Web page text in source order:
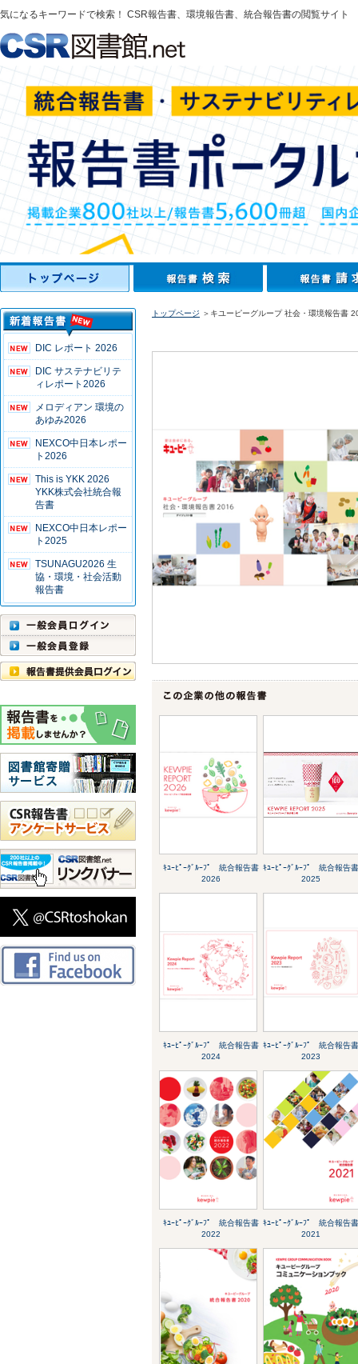
気になるキーワードで検索！ CSR報告書、環境報告書、統合報告書の閲覧サイト
DIC レポート 2026
DIC サステナビリテ
ィレポート2026
メロディアン 環境の
あゆみ2026
NEXCO中日本レポー
ト2026
This is YKK 2026
YKK株式会社統合報
告書
NEXCO中日本レポー
ト2025
TSUNAGU2026 生
協・環境・社会活動
報告書
トップページ ＞キユーピーグループ 社会・環境報告書
ｷﾕｰﾋﾟｰｸﾞﾙｰﾌﾟ 統合報告書
2026
ｷﾕｰﾋﾟｰｸﾞﾙｰﾌﾟ 統合報告
2025
ｷﾕｰﾋﾟｰｸﾞﾙｰﾌﾟ 統合報告書
2024
ｷﾕｰﾋﾟｰｸﾞﾙｰﾌﾟ 統合報告
2023
ｷﾕｰﾋﾟｰｸﾞﾙｰﾌﾟ 統合報告書
2022
ｷﾕｰﾋﾟｰｸﾞﾙｰﾌﾟ 統合報告
2021